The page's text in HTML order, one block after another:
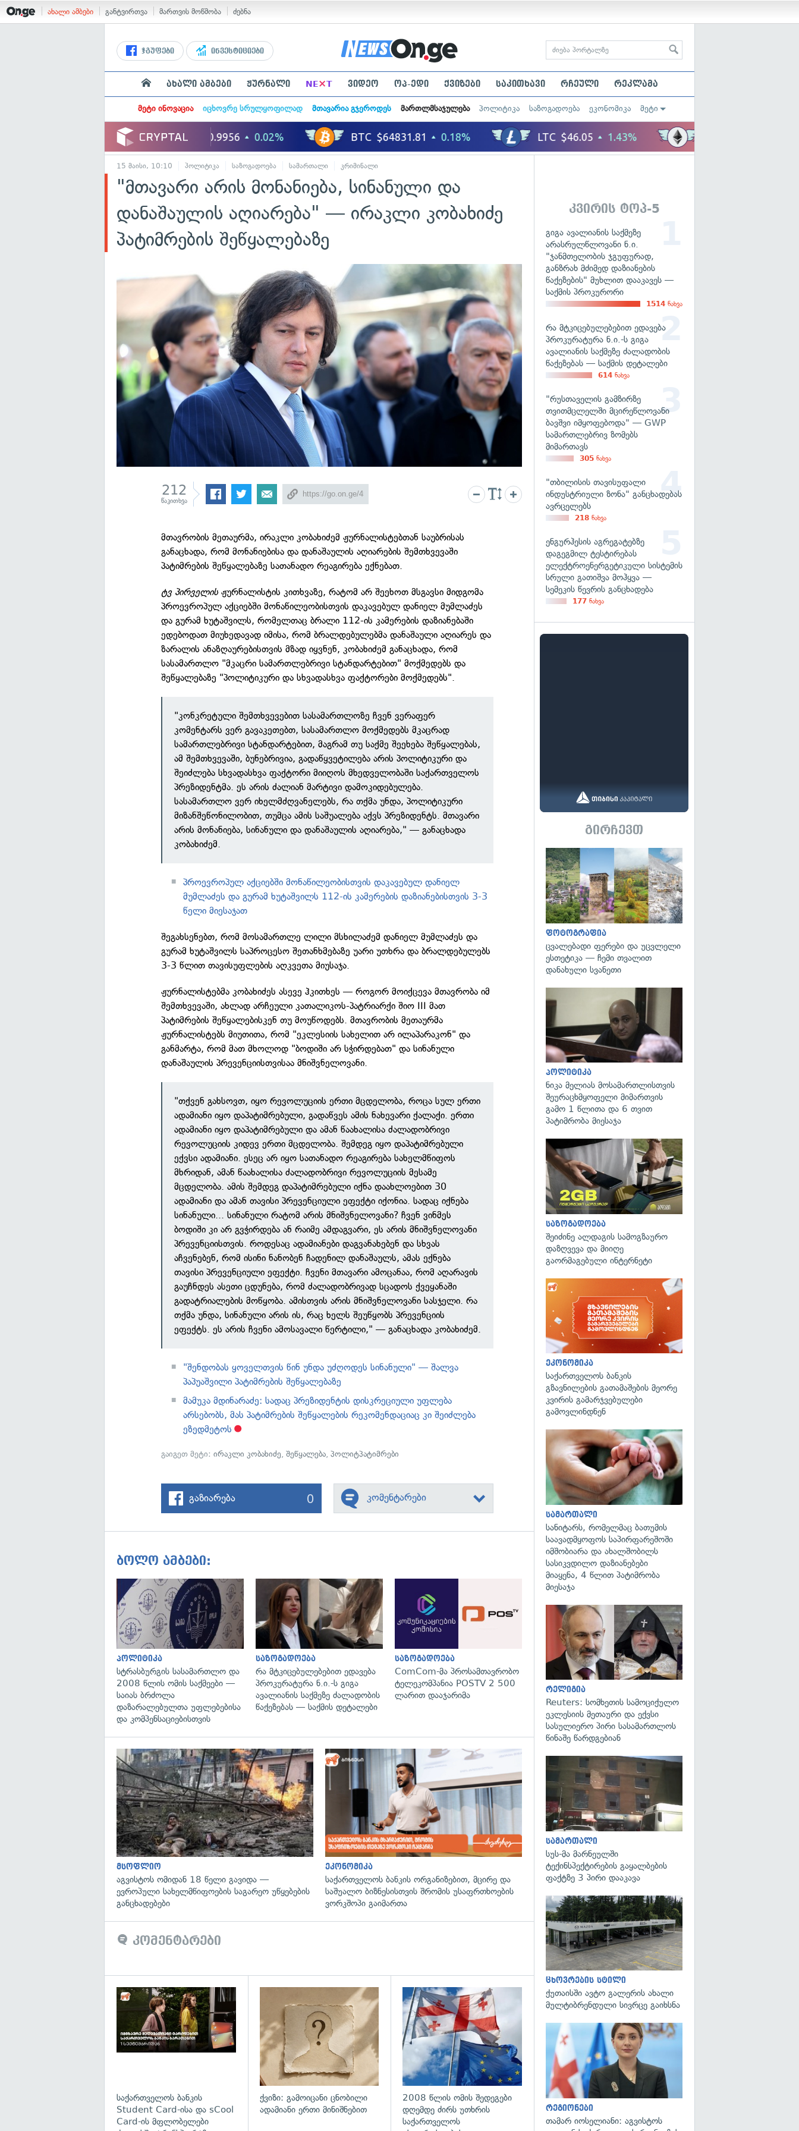
ახალი ამბები განტვირთვა მართვის მოწმობა ძებნა
ჯგუფები ინვესტიციები
ახალი ამბები ჟურნალი NE×T ვიდეო ოპ-ედი ქვიზები საკითხავი რჩეული რეკლამა
მეტი ინოვაცია იცხოვრე სრულყოფილად მთავარია გჯეროდეს მართლმსაჯულება პოლიტიკა საზოგადოება ეკონომიკა მეტი
15 მაისი, 10:10 პოლიტიკა საზოგადოება სამართალი კრიმინალი
"მთავარი არის მონანიება, სინანული და
დანაშაულის აღიარება" — ირაკლი კობახიძე
პატიმრების შეწყალებაზე
212
წაკითხვა
მთავრობის მეთაურმა, ირაკლი კობახიძემ ჟურნალისტებთან საუბრისას
განაცხადა, რომ მონანიებისა და დანაშაულის აღიარების შემთხვევაში
პატიმრების შეწყალებაზე სათანადო რეაგირება ექნებათ.
ტვ პირველისჟურნალისტის კითხვაზე, რატომ არ შეეხოთ მსგავსი მიდგომა
პროევროპულ აქციებში მონაწილეობისთვის დაკავებულ დანიელ მუმლაძეს
და გურამ ხუტაშვილს, რომელთაც ბრალი 112-ის კამერების დაზიანებაში
ედებოდათ მიუხედავად იმისა, რომ ბრალდებულებმა დანაშაული აღიარეს და
ზარალის ანაზღაურებისთვის მზად იყვნენ, კობახიძემ განაცხადა, რომ
სასამართლო "მკაცრი სამართლებრივი სტანდარტებით" მოქმედებს და
შეწყალებაზე "პოლიტიკური და სხვადასხვა ფაქტორები მოქმედებს".
"კონკრეტული შემთხვევებით სასამართლოზე ჩვენ ვერაფერ
კომენტარს ვერ გავაკეთებთ, სასამართლო მოქმედებს მკაცრად
სამართლებრივი სტანდარტებით, მაგრამ თუ საქმე შეეხება შეწყალებას,
ამ შემთხვევაში, ბუნებრივია, გადაწყვეტილება არის პოლიტიკური და
შეიძლება სხვადასხვა ფაქტორი მიიღოს მხედველობაში საქართველოს
პრეზიდენტმა. ეს არის ძალიან მარტივი დამოკიდებულება.
სასამართლო ვერ იხელმძღვანელებს, რა თქმა უნდა, პოლიტიკური
მიზანშეწონილობით, თუმცა ამის საშუალება აქვს პრეზიდენტს. მთავარი
არის მონანიება, სინანული და დანაშაულის აღიარება," — განაცხადა
კობახიძემ.
პროევროპულ აქციებში მონაწილეობისთვის დაკავებულ დანიელ
მუმლაძეს და გურამ ხუტაშვილს 112-ის კამერების დაზიანებისთვის 3-3
წელი მიესაჯათ
შეგახსენებთ, რომ მოსამართლე ლილი მსხილაძემ დანიელ მუმლაძეს და
გურამ ხუტაშვილს საპროცესო შეთანხმებაზე უარი უთხრა და ბრალდებულებს
3-3 წლით თავისუფლების აღკვეთა მიუსაჯა.
ჟურნალისტებმა კობახიძეს ასევე ჰკითხეს — როგორ მოიქცევა მთავრობა იმ
შემთხვევაში, ახლად არჩეული კათალიკოს-პატრიარქი შიო III მათ
პატიმრების შეწყალებისკენ თუ მოუწოდებს. მთავრობის მეთაურმა
ჟურნალისტებს მიუთითა, რომ "ეკლესიის სახელით არ ილაპარაკონ" და
განმარტა, რომ მათ მხოლოდ "ბოდიში არ სჭირდებათ" და სინანული
დანაშაულის პრევენციისთვისაა მნიშვნელოვანი.
"თქვენ გახსოვთ, იყო რევოლუციის ერთი მცდელობა, როცა სულ ერთი
ადამიანი იყო დაპატიმრებული, გადაწვეს ამის ნახევარი ქალაქი. ერთი
ადამიანი იყო დაპატიმრებული და ამან წაახალისა ძალადობრივი
რევოლუციის კიდევ ერთი მცდელობა. შემდეგ იყო დაპატიმრებული
ექვსი ადამიანი. ესეც არ იყო სათანადო რეაგირება სახელმწიფოს
მხრიდან, ამან წაახალისა ძალადობრივი რევოლუციის მესამე
მცდელობა. ამის შემდეგ დაპატიმრებული იქნა დაახლოებით 30
ადამიანი და ამან თავისი პრევენციული ეფექტი იქონია. სადაც იქნება
სინანული... სინანული რატომ არის მნიშვნელოვანი? ჩვენ ვინმეს
ბოდიში კი არ გვჭირდება ან რაიმე ამდაგვარი, ეს არის მნიშვნელოვანი
პრევენციისთვის. როდესაც ადამიანები დაგვანახებენ და სხვას
აჩვენებენ, რომ ისინი ნანობენ ჩადენილ დანაშაულს, ამას ექნება
თავისი პრევენციული ეფექტი. ჩვენი მთავარი ამოცანაა, რომ აღარავის
გაუჩნდეს ასეთი ცდუნება, რომ ძალადობრივად სცადოს ქვეყანაში
გადატრიალების მოწყობა. ამისთვის არის მნიშვნელოვანი სასჯელი. რა
თქმა უნდა, სინანული არის ის, რაც ხელს შეუწყობს პრევენციის
ეფექტს. ეს არის ჩვენი ამოსავალი წერტილი," — განაცხადა კობახიძემ.
"შენდობას ყოველთვის წინ უნდა უძღოდეს სინანული" — შალვა
პაპუაშვილი პატიმრების შეწყალებაზე
მამუკა მდინარაძე: სადაც პრეზიდენტის დისკრეციული უფლება
არსებობს, მას პატიმრების შეწყალების რეკომენდაციაც კი შეიძლება
ეზედმეტოს
გაიგეთ მეტი:ირაკლი კობახიძე,შეწყალება,პოლიტპატიმრები
გაზიარება 0 კომენტარები
ბოლო ამბები:
გადახედვა
პოლიტიკა
სტრასბურგის სასამართლო და
2008 წლის ომის საქმეები —
საიას ბრძოლა
დაზარალებულთა უფლებებისა
და კომპენსაციებისთვის
საზოგადოება
რა მტკიცებულებებით ედავება
პროკურატურა ნ.ი.-ს გიგა
ავალიანის საქმეზე ძალადობის
წაქეზებას — საქმის დეტალები
გადახედვა
საზოგადოება
ComCom-მა პროსამთავრობო
ტელეკომპანია POSTV 2 500
ლარით დააჯარიმა
გადახედვა
მსოფლიო
აგვისტოს ომიდან 18 წელი გავიდა —
ევროპული სახელმწიფოების საგარეო უწყებების
განცხადებები
ეკონომიკა
საქართველოს ბანკის ორგანიზებით, მცირე და
საშუალო ბიზნესისთვის შრომის უსაფრთხოების
ვორკშოპი გაიმართა
კომენტარები
საქართველოს ბანკის
Student Card-ისა და sCool
Card-ის მფლობელები
ქვიზი: გამოიცანი ცნობილი
ადამიანი ერთი მინიშნებით
გადახედვა
2008 წლის ომის შედეგები
დღემდე ძირს უთხრის
საქართველოს
კვირის ტოპ-5
გიგა ავალიანის საქმეზე
არასრულწლოვანი ნ.ი.
"ჯანმთელობის ჯგუფურად,
განზრახ მძიმედ დაზიანების
წაქეზების" მუხლით დააკავეს —
საქმის პროკურორი
1514 ნახვა
რა მტკიცებულებებით ედავება
პროკურატურა ნ.ი.-ს გიგა
ავალიანის საქმეზე ძალადობის
წაქეზებას — საქმის დეტალები
614 ნახვა
"რუსთაველის გამზირზე
თვითმცლელში მცირეწლოვანი
ბავშვი იმყოფებოდა" — GWP
სამართლებრივ ზომებს
მიმართავს
305 ნახვა
"თბილისის თავისუფალი
ინდუსტრიული ზონა" განცხადებას
ავრცელებს
218 ნახვა
ენგურჰესის აგრეგატებზე
დაგეგმილ ტესტირებას
ელექტროენერგეტიკული სისტემის
სრული გათიშვა მოჰყვა —
სემეკის წევრის განცხადება
177 ნახვა
გირჩევთ
ფოტოგრაფია
ცვალებადი ფერები და უცვლელი
ესთეტიკა — ჩემი თვალით
დანახული სვანეთი
პოლიტიკა
ნიკა მელიას მოსამართლისთვის
შეურაცხმყოფელი მიმართვის
გამო 1 წლითა და 6 თვით
პატიმრობა მიესაჯა
საზოგადოება
შეიძინე ალდაგის სამოგზაურო
დაზღვევა და მიიღე
გაორმაგებული ინტერნეტი
ეკონომიკა
საქართველოს ბანკის
გზავნილების გათამაშების მეორე
კვირის გამარჯვებულები
გამოვლინდნენ
სამართალი
სანიტარს, რომელმაც ბათუმის
საავადმყოფოს საპირფარეშოში
იმშობიარა და ახალშობილს
სასიკვდილო დაზიანებები
მიაყენა, 4 წლით პატიმრობა
მიესაჯა
რელიგია
Reuters: სომხეთის სამოციქულო
ეკლესიის მეთაური და ექვსი
სასულიერო პირი სასამართლოს
წინაშე წარდგებიან
სამართალი
სუს-მა მარნეულში
ტექინსპექტირების გაყალბების
ფაქტზე 3 პირი დააკავა
ცხოვრების სტილი
ქუთაისში ავტო გალერის ახალი
მულტიბრენდული სივრცე გაიხსნა
რეგიონები
თამარ იოსელიანი: აგვისტოს